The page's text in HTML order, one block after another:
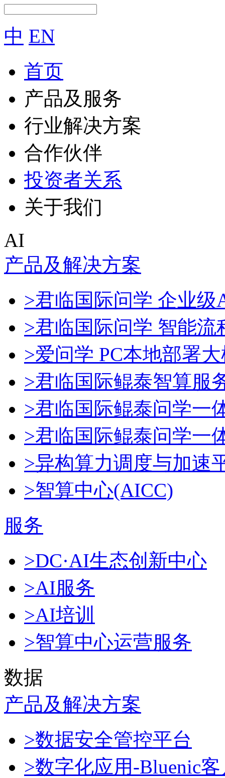
中 EN
首页
产品及服务
行业解决方案
合作伙伴
投资者关系
关于我们
AI
产品及解决方案
>君临国际问学 企业级
>君临国际问学 智能流
>爱问学 PC本地部署
>君临国际鲲泰智算服
>君临国际鲲泰问学一
>君临国际鲲泰问学一
>异构算力调度与加速
>智算中心(AICC)
服务
>DC·AI生态创新中心
>AI服务
>AI培训
>智算中心运营服务
数据
产品及解决方案
>数据安全管控平台
>数字化应用-Bluenic